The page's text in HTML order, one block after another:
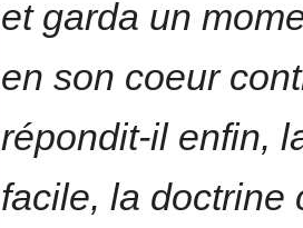
et garda un
en son coeur
répondit-il enfin,
facile, la doctrine